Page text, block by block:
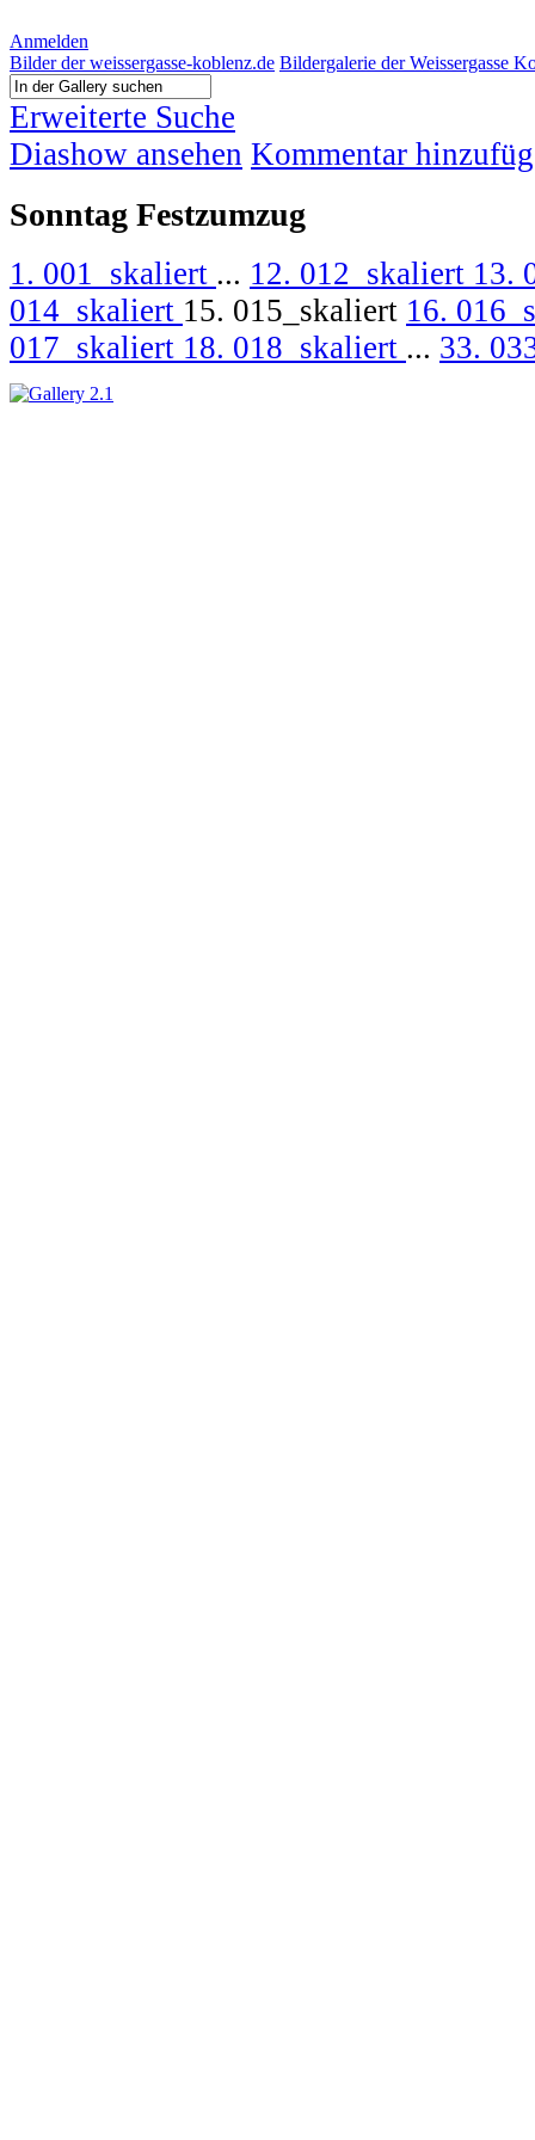
Anmelden
Bilder der weissergasse-koblenz.de Bildergalerie der Weissergasse
Erweiterte Suche
Diashow ansehen Kommentar
Sonntag Festzumzug
1. 001_skaliert ... 12. 012_skaliert 13.
014_skaliert 15. 015_skaliert 16.
017_skaliert 18. 018_skaliert ... 33.